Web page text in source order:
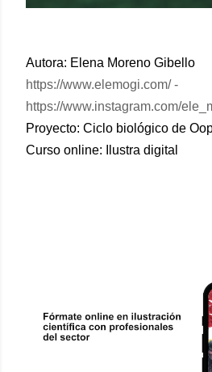
Autora: Elena Moreno Gibello
https://www.elemogi.com/ -
https://www.instagram.com/
Proyecto: Ciclo biológico de
Curso online: Ilustra digital